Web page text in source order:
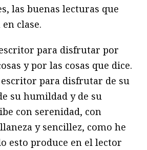
las buenas lecturas que
clase.
para disfrutar por
y por las cosas que dice.
escritor para disfrutar de su
su humildad y de su
con serenidad, con
y sencillez, como he
esto produce en el lector